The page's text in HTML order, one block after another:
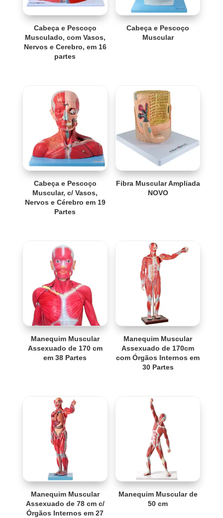
Cabeça e Pescoço
Musculado, com Vasos,
Nervos e Cerebro, em 16
partes
Cabeça e Pescoço
Muscular
Cabeça e Pescoço
Muscular, c/ Vasos,
Nervos e Cérebro em 19
Partes
Fibra Muscular Ampliada
NOVO
Manequim Muscular
Assexuado de 170 cm
em 38 Partes
Manequim Muscular
Assexuado de 170cm
com Órgãos Internos em
30 Partes
Manequim Muscular
Assexuado de 78 cm c/
Órgãos Internos em 27
Manequim Muscular de
50 cm